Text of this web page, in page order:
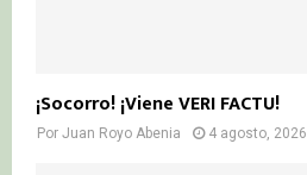
¡Socorro! ¡Viene VERI FACTU!
Por Juan Royo Abenia 4 agosto, 2026